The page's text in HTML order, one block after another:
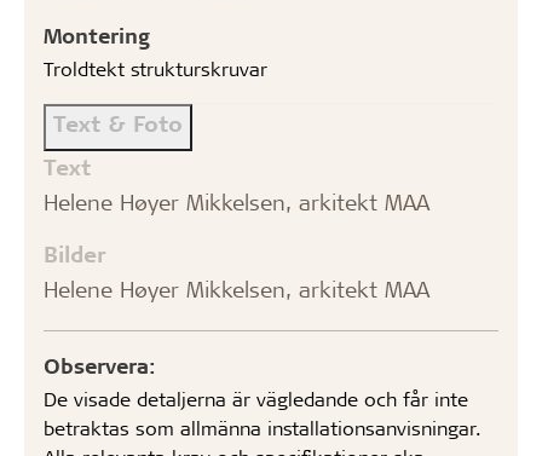
Montering
Troldtekt strukturskruvar
Text & Foto
Text
Helene Høyer Mikkelsen, arkitekt MAA
Bilder
Helene Høyer Mikkelsen, arkitekt MAA
Observera:
De visade detaljerna är vägledande och får inte
betraktas som allmänna installationsanvisningar.